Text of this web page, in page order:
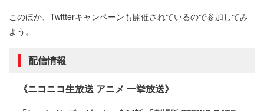
このほか、Twitterキャンペーンも開催されているので参加してみ
よう。
配信情報
《ニコニコ生放送 アニメ 一挙放送》